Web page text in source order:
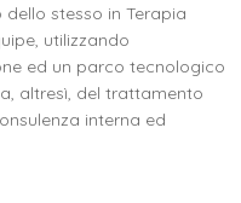
stesso in Terapia
utilizzando
ed un parco tecnologico
altresì, del trattamento
interna ed